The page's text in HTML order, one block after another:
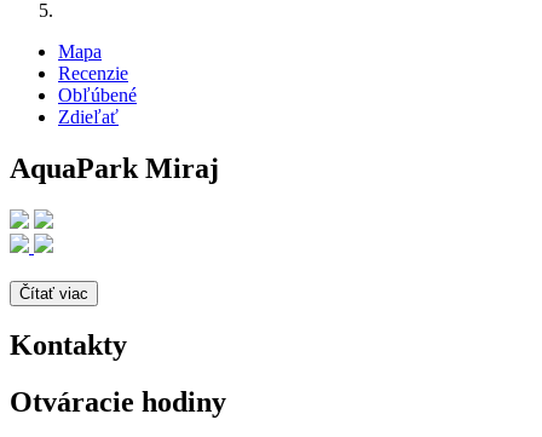
Mapa
Recenzie
Obľúbené
Zdieľať
AquaPark Miraj
Čítať viac
Kontakty
Otváracie hodiny